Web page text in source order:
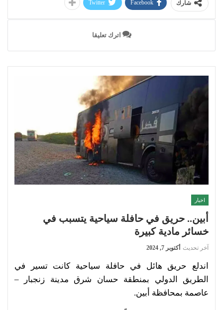
شارك Facebook
Twitter
اترك تعليقا
اخبار
أبين.. حريق في حافلة سياحية يتسبب في
خسائر مادية كبيرة
آخر تحديث أكتوبر 7, 2024
اندلع حريق هائل في حافلة سياحية كانت تسير في
الطريق الدولي بمنطقة حسان شرق مدينة زنجبار –
عاصمة بمحافظة أبين.